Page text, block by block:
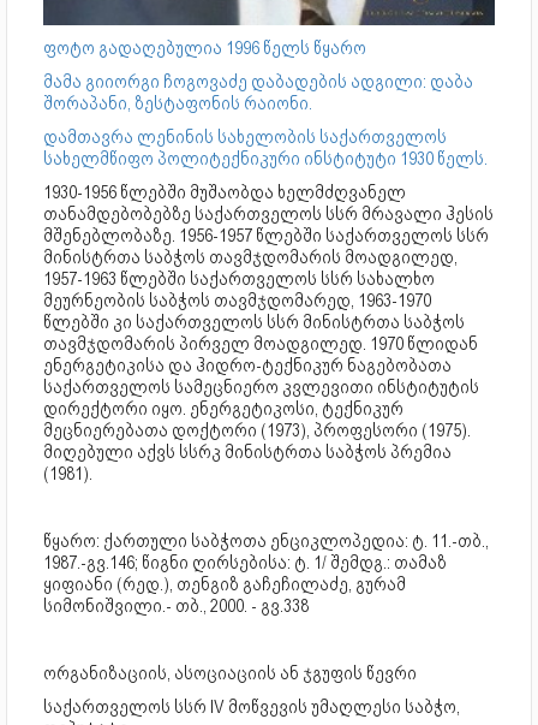
ფოტო გადაღებულია 1996 წელს წყარო
მამა გიიორგი ჩოგოვაძე დაბადების ადგილი: დაბა
შორაპანი, ზესტაფონის რაიონი.
დამთავრა ლენინის სახელობის საქართველოს
სახელმწიფო პოლიტექნიკური ინსტიტუტი 1930 წელს.
1930-1956 წლებში მუშაობდა ხელმძღვანელ
თანამდებობებზე საქართველოს სსრ მრავალი ჰესის
მშენებლობაზე. 1956-1957 წლებში საქართველოს სსრ
მინისტრთა საბჭოს თავმჯდომარის მოადგილედ,
1957-1963 წლებში საქართველოს სსრ სახალხო
მეურნეობის საბჭოს თავმჯდომარედ, 1963-1970
წლებში კი საქართველოს სსრ მინისტრთა საბჭოს
თავმჯდომარის პირველ მოადგილედ. 1970 წლიდან
ენერგეტიკისა და ჰიდრო-ტექნიკურ ნაგებობათა
საქართველოს სამეცნიერო კვლევითი ინსტიტუტის
დირექტორი იყო. ენერგეტიკოსი, ტექნიკურ
მეცნიერებათა დოქტორი (1973), პროფესორი (1975).
მიღებული აქვს სსრკ მინისტრთა საბჭოს პრემია
(1981).
წყარო: ქართული საბჭოთა ენციკლოპედია: ტ. 11.-თბ.,
1987.-გვ.146; წიგნი ღირსებისა: ტ. 1/ შემდგ.: თამაზ
ყიფიანი (რედ.), თენგიზ გაჩეჩილაძე, გურამ
სიმონიშვილი.- თბ., 2000. - გვ.338
ორგანიზაციის, ასოციაციის ან ჯგუფის წევრი
საქართველოს სსრ IV მოწვევის უმაღლესი საბჭო,